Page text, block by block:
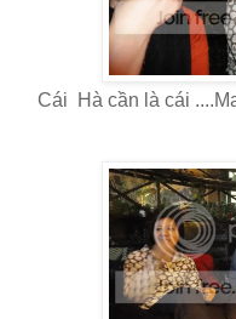
Cái Hà cần là cái